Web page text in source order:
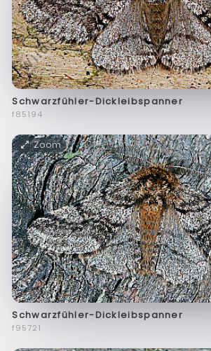
Schwarzfühler-Dickleibspanner
f85194
Zoom
Schwarzfühler-Dickleibspanner
f95721